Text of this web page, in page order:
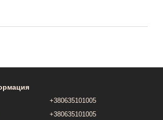
+380635101005
+380635101005